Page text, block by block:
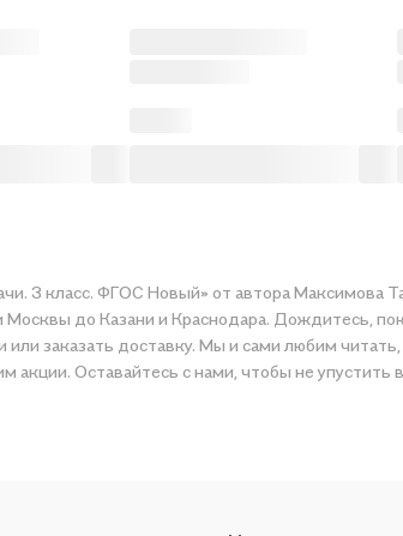
3 класс. ФГОС Новый» от автора Максимова
до Казани и Краснодара. Дождитесь,
заказать доставку. Мы и сами любим
Оставайтесь с нами, чтобы не упустить